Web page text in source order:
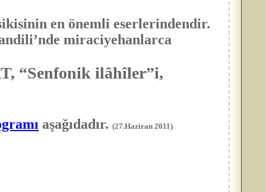
en önemli eserlerindendir.
miraciyehanlarca
“Senfonik ilâhîler”i,
aşağıdadır.(27.Haziran 2011)